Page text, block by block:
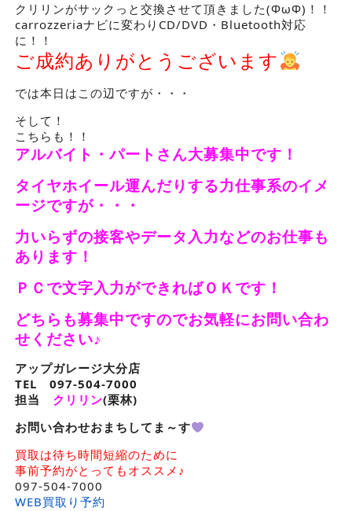
クリリンがサックっと交換させて頂きました(ΦωΦ)！！
carrozzeriaナビに変わりCD/DVD・Bluetooth対応
に！！
ご成約ありがとうございます
では本日はこの辺ですが・・・
そして！
こちらも！！
アルバイト・パートさん大募集中です！
タイヤホイール運んだりする力仕事系のイメ
ージですが・・・
力いらずの接客やデータ入力などのお仕事も
あります！
ＰＣで文字入力ができればＯＫです！
どちらも募集中ですのでお気軽にお問い合わ
せください♪
アップガレージ大分店
TEL 097-504-7000
担当 クリリン(栗林)
お問い合わせおまちしてま～す
買取は待ち時間短縮のために
事前予約がとってもオススメ♪
097-504-7000
WEB買取り予約